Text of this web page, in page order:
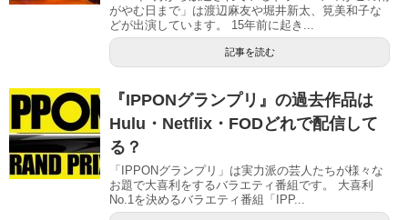
がやむ日まで」は渡辺麻友や堀井新太、筧美和子な
どが出演しています。 15年前に起き...
記事を読む
『IPPONグランプリ』の過去作品は
Hulu・Netflix・FODどれで配信して
る？
「IPPONグランプリ」は実力派の芸人たちが様々な
お題で大喜利をするバラエティ番組です。 大喜利
No.1を決めるバラエティ番組「IPP...